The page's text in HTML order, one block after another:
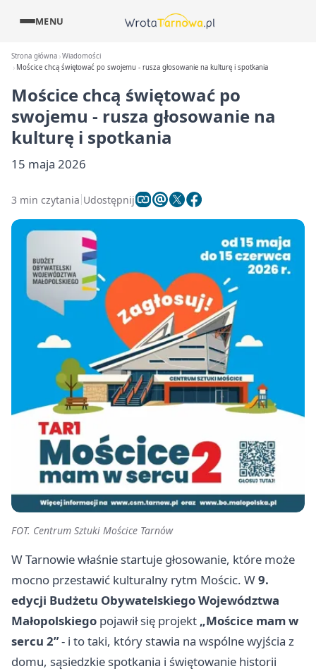
MENU
Strona główna Wiadomości
Mościce chcą świętować po swojemu - rusza głosowanie na kulturę i spotkania
Mościce chcą świętować po
swojemu - rusza głosowanie na
kulturę i spotkania
15 maja 2026
3 min czytania Udostępnij
FOT. Centrum Sztuki Mościce Tarnów
W Tarnowie właśnie startuje głosowanie, które może
mocno przestawić kulturalny rytm Mościc. W9.
edycji Budżetu Obywatelskiego Województwa
Małopolskiego pojawił się projekt „Mościce mam w
sercu 2”- i to taki, który stawia na wspólne wyjścia z
domu, sąsiedzkie spotkania i świętowanie historii